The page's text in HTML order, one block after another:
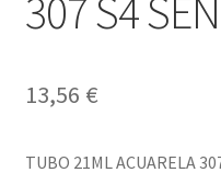
307 S4
13,56 €
TUBO 21ML ACUARELA